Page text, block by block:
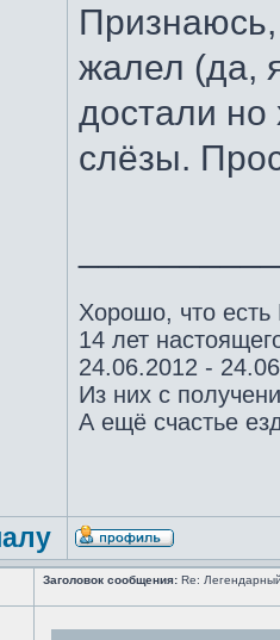
Признаюсь,
жалел (да,
достали но
слёзы.
Хорошо, что
14 лет
24.06.2012 -
Из них с
А ещё счастье
Заголовок сообщения: Re: